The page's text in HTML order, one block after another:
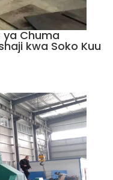
ya Chuma
kwa Soko Kuu